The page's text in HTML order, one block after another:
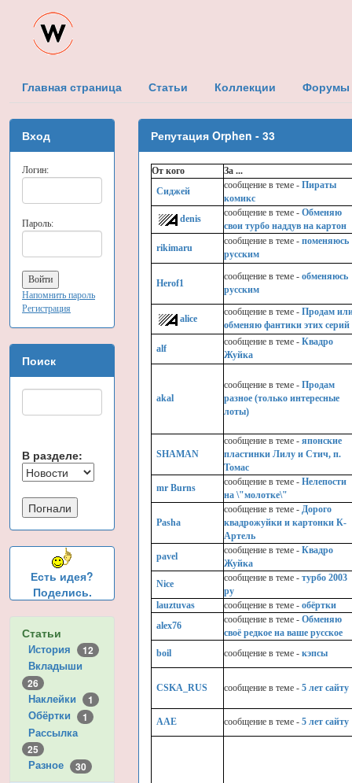
Главная страница Статьи Коллекции Форумы
Вход
Логин:
Пароль:
Напомнить пароль
Регистрация
Поиск
В разделе:
Есть идея?
Поделись.
Статьи
История 12
Вкладыши
26
Наклейки 1
Обёртки 1
Рассылка
25
Разное 30
РепутацияOrphen - 33
От кого
За ...
Сиджей
cообщение в теме -Пираты
комикс
denis
cообщение в теме -Обменяю
свои турбо наддув на картон
rikimaru
cообщение в теме -поменяюсь
русским
Herof1
cообщение в теме -обменяюсь
русским
alice
cообщение в теме -Продам
обменяю фантики этих серий
alf
cообщение в теме -Квадро
Жуйка
akal
cообщение в теме -Продам
разное (только интересные
лоты)
SHAMAN
cообщение в теме -японские
пластинки Лилу и Стич, п.
Томас
mr Burns
cообщение в теме -Нелепости
на \"молотке\"
Pasha
cообщение в теме -Дорого
квадрожуйки и картонки К-
Артель
pavel
cообщение в теме -Квадро
Жуйка
Nice
cообщение в теме -турбо 2003
ру
lauztuvas
cообщение в теме -обёртки
alex76
cообщение в теме -Обменяю
своё редкое на ваше русское
boil
cообщение в теме -кэпсы
CSKA_RUS cообщение в теме -5 лет сайту
AAE cообщение в теме -5 лет сайту